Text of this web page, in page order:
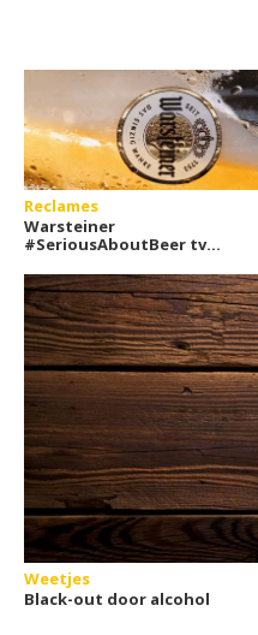
Reclames
Warsteiner
#SeriousAboutBeer tv
Weetjes
Black-out door alcohol